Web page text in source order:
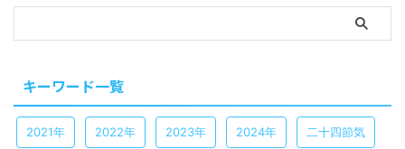
キーワード一覧
2021年 2022年 2023年 2024年 二十四節気